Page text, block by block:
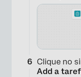
Clique no
Add a